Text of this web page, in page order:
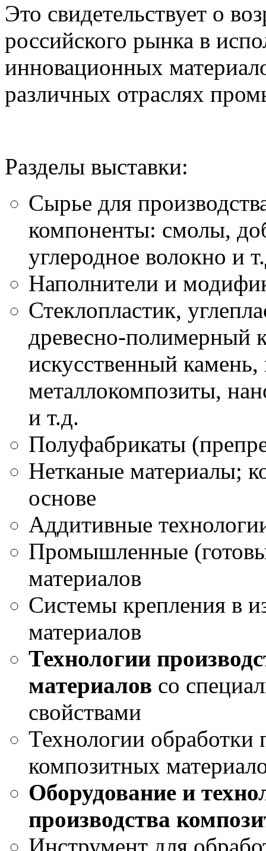
Это свидетельствует о
российского рынка в
инновационных
различных отраслях
Разделы выставки:
Сырье для
компоненты: смолы,
углеродное волокно и
Наполнители и
Стеклопластик,
древесно-полимерный
искусственный
металлокомпозиты,
и т.д.
Полуфабрикаты
Нетканые материалы;
основе
Аддитивные
Промышленные
материалов
Системы крепления в
материалов
Технологии
материалов со
свойствами
Технологии обработки
композитных
Оборудование и
производства